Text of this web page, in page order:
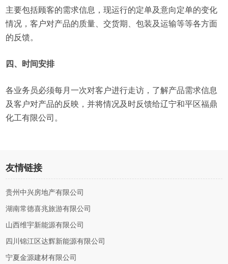
主要包括顾客的需求信息，现运行的定单及意向定单的变化
情况，客户对产品的质量、交货期、包装及运输等等各方面
的反馈。
四、时间安排
各业务员必须每月一次对客户进行走访，了解产品需求信息
及客户对产品的反映，并将情况及时反馈给辽宁和平区福鼎
化工有限公司。
友情链接
贵州中兴房地产有限公司
湖南常德喜兆旅游有限公司
山西维宇新能源有限公司
四川锦江区达辉新能源有限公司
宁夏金源建材有限公司